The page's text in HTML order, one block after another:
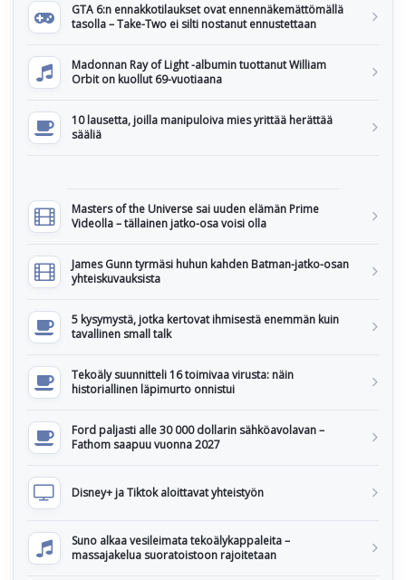
GTA 6:n ennakkotilaukset ovat ennennäkemättömällä
tasolla – Take-Two ei silti nostanut ennustettaan
Madonnan Ray of Light -albumin tuottanut William
Orbit on kuollut 69-vuotiaana
10 lausetta, joilla manipuloiva mies yrittää herättää
sääliä
Masters of the Universe sai uuden elämän Prime
Videolla – tällainen jatko-osa voisi olla
James Gunn tyrmäsi huhun kahden Batman-jatko-osan
yhteiskuvauksista
5 kysymystä, jotka kertovat ihmisestä enemmän kuin
tavallinen small talk
Tekoäly suunnitteli 16 toimivaa virusta: näin
historiallinen läpimurto onnistui
Ford paljasti alle 30 000 dollarin sähköavolavan –
Fathom saapuu vuonna 2027
Disney+ ja Tiktok aloittavat yhteistyön
Suno alkaa vesileimata tekoälykappaleita –
massajakelua suoratoistoon rajoitetaan